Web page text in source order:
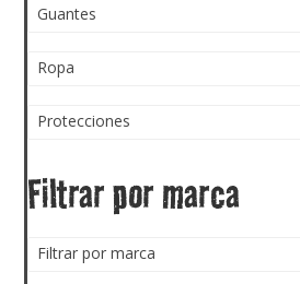
Guantes
Ropa
Protecciones
Filtrar por marca
Filtrar por marca